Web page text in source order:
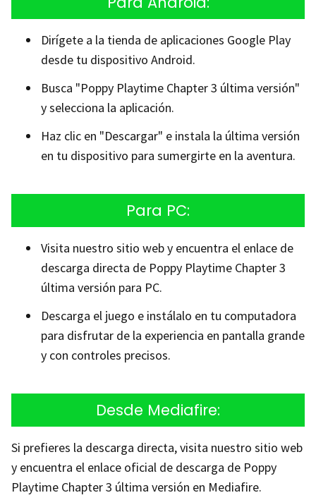
Dirígete a la tienda de aplicaciones Google Play
desde tu dispositivo Android.
Busca "Poppy Playtime Chapter 3 última versión"
y selecciona la aplicación.
Haz clic en "Descargar" e instala la última versión
en tu dispositivo para sumergirte en la aventura.
Para PC:
Visita nuestro sitio web y encuentra el enlace de
descarga directa de Poppy Playtime Chapter 3
última versión para PC.
Descarga el juego e instálalo en tu computadora
para disfrutar de la experiencia en pantalla grande
y con controles precisos.
Desde Mediafire:
Si prefieres la descarga directa, visita nuestro sitio web
y encuentra el enlace oficial de descarga de Poppy
Playtime Chapter 3 última versión en Mediafire.